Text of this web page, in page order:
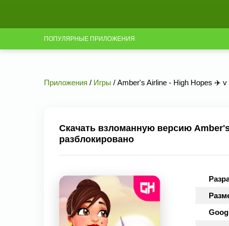
ПОПУЛЯРНЫЕ ПРИЛОЖЕНИЯ
Приложения / Игры / Amber's Airline - High Hopes ✈️
Скачать взломанную версию
разблокировано